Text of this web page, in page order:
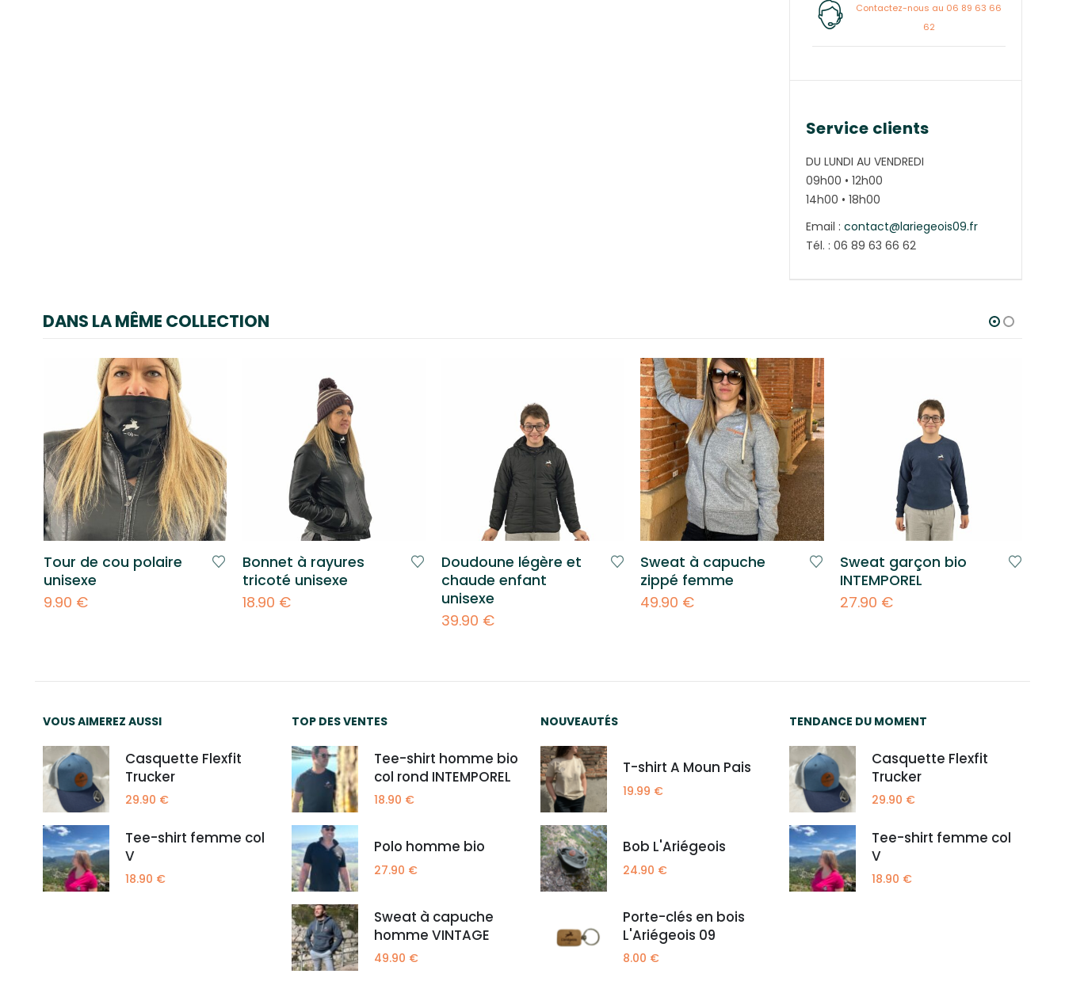
Contactez-nous au 06 89 63 66
62
Service clients
DU LUNDI AU VENDREDI
09h00 • 12h00
14h00 • 18h00
Email :contact@lariegeois09.fr
Tél. : 06 89 63 66 62
DANS LA MÊME COLLECTION
Tour de cou polaire
unisexe
9.90 €
Bonnet à rayures
tricoté unisexe
18.90 €
Doudoune légère et
chaude enfant
unisexe
39.90 €
Sweat à capuche
zippé femme
49.90 €
Sweat garçon bio
INTEMPOREL
27.90 €
VOUS AIMEREZ AUSSI
Casquette Flexfit
Trucker
29.90 €
Tee-shirt femme col
V
18.90 €
TOP DES VENTES
Tee-shirt homme bio
col rond INTEMPOREL
18.90 €
Polo homme bio
27.90 €
Sweat à capuche
homme VINTAGE
49.90 €
NOUVEAUTÉS
T-shirt A Moun Pais
19.99 €
Bob L'Ariégeois
24.90 €
Porte-clés en bois
L'Ariégeois 09
8.00 €
TENDANCE DU MOMENT
Casquette Flexfit
Trucker
29.90 €
Tee-shirt femme col
V
18.90 €